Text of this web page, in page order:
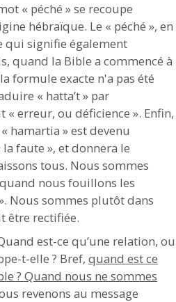
« péché » se recoupe
hébraïque. Le « péché », en
qui signifie également
quand la Bible a commencé à
formule exacte n'a pas été
« hatta’t » par
erreur, ou déficience ». Enfin,
hamartia » est devenu
faute », et donnera le
tous. Nous sommes
nous fouillons les
Nous sommes plutôt dans
être rectifiée.
est-ce qu’une relation, ou
t-elle ? Bref, quand est ce
? Quand nous ne sommes
revenons au message